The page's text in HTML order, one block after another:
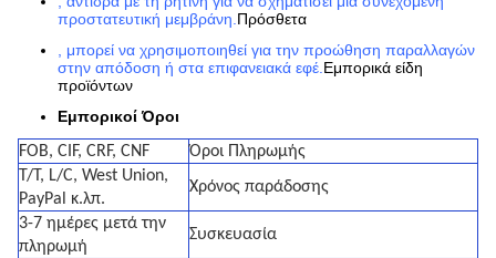
προστατευτική μεμβράνη.Πρόσθετα
, μπορεί να χρησιμοποιηθεί για την προώθηση παραλλαγών
στην απόδοση ή στα επιφανειακά εφέ.Εμπορικά είδη
προϊόντων
Εμπορικοί Όροι
FOB, CIF, CRF, CNF
Όροι Πληρωμής
T/T, L/C, West Union,
PayPal κ.λπ.
Χρόνος παράδοσης
3-7 ημέρες μετά την
πληρωμή
Συσκευασία